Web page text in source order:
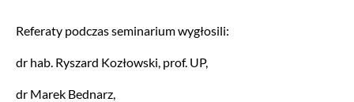
Referaty podczas seminarium wygłosili:
dr hab. Ryszard Kozłowski, prof. UP,
dr Marek Bednarz,